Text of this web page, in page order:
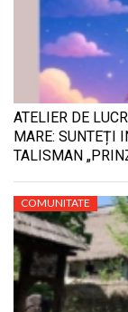
ATELIER DE
MARE: SUNTEȚI
TALISMAN
COMUNITATE